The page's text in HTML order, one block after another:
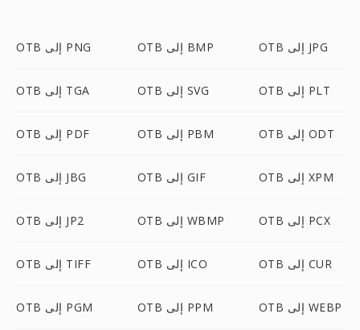
OTB إلى PNG OTB إلى BMP OTB إلى JPG
OTB إلى TGA OTB إلى SVG OTB إلى PLT
OTB إلى PDF OTB إلى PBM OTB إلى ODT
OTB إلى JBG OTB إلى GIF OTB إلى XPM
OTB إلى JP2 OTB إلى WBMP OTB إلى PCX
OTB إلى TIFF OTB إلى ICO OTB إلى CUR
OTB إلى PGM OTB إلى PPM OTB إلى WEBP